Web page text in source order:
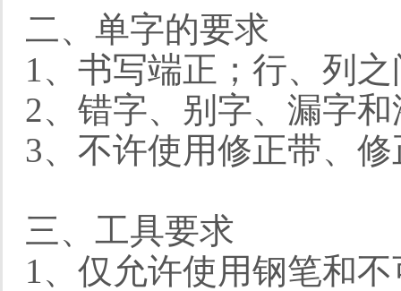
二、单字的要求
1、书写端正；行、列
2、错字、别字、漏字
3、不许使用修正带、
三、工具要求
1、仅允许使用钢笔和